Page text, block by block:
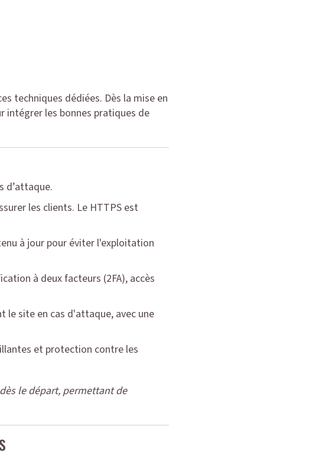
techniques dédiées. Dès la mise en
intégrer les bonnes pratiques de
d’attaque.
les clients. Le HTTPS est
à jour pour éviter l'exploitation
à deux facteurs (2FA), accès
le site en cas d'attaque, avec une
et protection contre les
le départ, permettant de